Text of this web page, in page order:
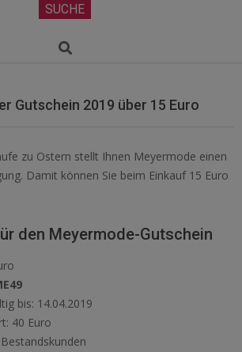
SUCHE
Search
Gutschein 2019 über 15 Euro
zu Ostern stellt Ihnen Meyermode einen
Damit können Sie beim Einkauf 15 Euro
den Meyermode-Gutschein
bis: 14.04.2019
40 Euro